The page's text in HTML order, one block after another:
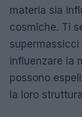
materia sia
cosmiche. Ti
influenzare la
possono
la loro